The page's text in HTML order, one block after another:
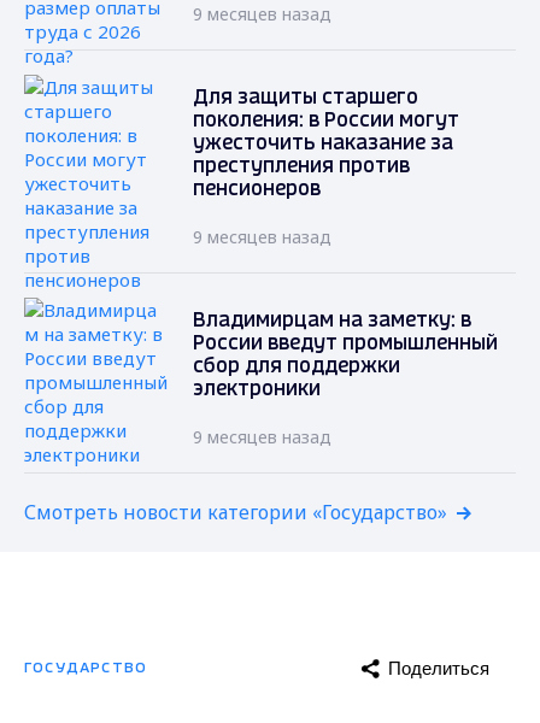
9 месяцев назад
Для защиты старшего
поколения: в России могут
ужесточить наказание за
преступления против
пенсионеров
9 месяцев назад
Владимирцам на заметку: в
России введут промышленный
сбор для поддержки
электроники
9 месяцев назад
Смотреть новости категории «Государство»
ГОСУДАРСТВО Поделиться